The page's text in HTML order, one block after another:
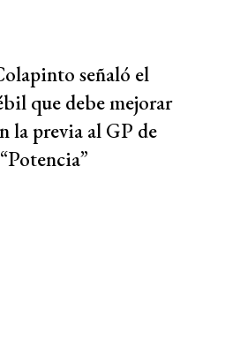
señaló el
que debe mejorar
la previa al GP de